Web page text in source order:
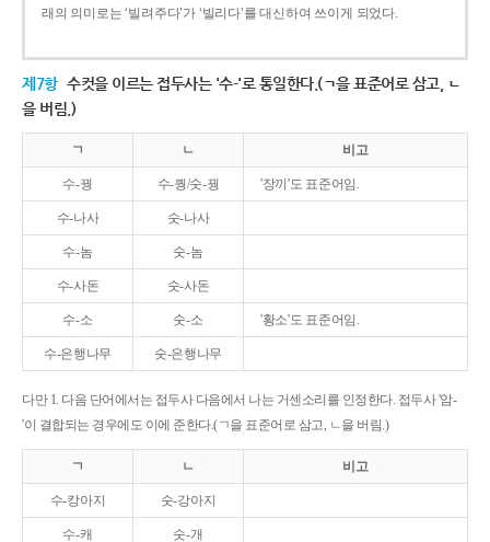
래의 의미로는 ‘빌려주다’가 ‘빌리다’를 대신하여 쓰이게 되었다.
제7항 수컷을 이르는 접두사는 '수-'로 통일한다.(ㄱ을 표준어로 삼고, ㄴ
을 버림.)
ㄱ ㄴ 비고
수-꿩 수-퀑/숫-꿩 '장끼'도 표준어임.
수-나사 숫-나사
수-놈 숫-놈
수-사돈 숫-사돈
수-소 숫-소 '황소'도 표준어임.
수-은행나무 숫-은행나무
다만 1. 다음 단어에서는 접두사 다음에서 나는 거센소리를 인정한다. 접두사 '암-
'이 결합되는 경우에도 이에 준한다.(ㄱ을 표준어로 삼고, ㄴ을 버림.)
ㄱ ㄴ 비고
수-캉아지 숫-강아지
수-캐 숫-개